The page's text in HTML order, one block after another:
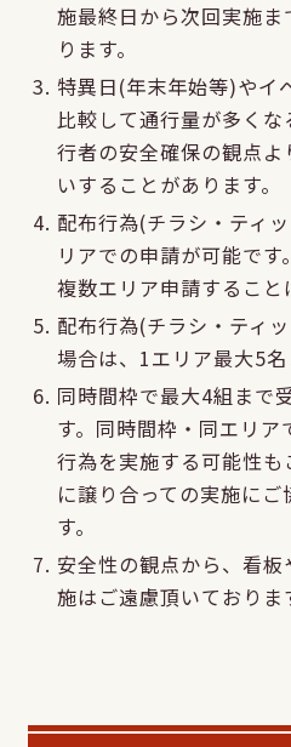
施最終日から次回実施
ります。
特異日(年末年始等)やイ
比較して通行量が多く
行者の安全確保の観点
いすることがあります。
配布行為(チラシ・ティ
リアでの申請が可能で
複数エリア申請すること
配布行為(チラシ・ティ
場合は、1エリア最大5名
同時間枠で最大4組まで
す。同時間枠・同エリ
行為を実施する可能性
に譲り合っての実施に
す。
安全性の観点から、看
施はご遠慮頂いておりま